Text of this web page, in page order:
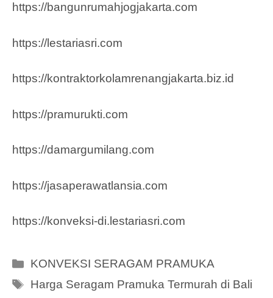
https://bangunrumahjogjakarta.com
https://lestariasri.com
https://kontraktorkolamrenangjakarta.biz.id
https://pramurukti.com
https://damargumilang.com
https://jasaperawatlansia.com
https://konveksi-di.lestariasri.com
Categories
KONVEKSI SERAGAM PRAMUKA
Tags
Harga Seragam Pramuka Termurah di Bali